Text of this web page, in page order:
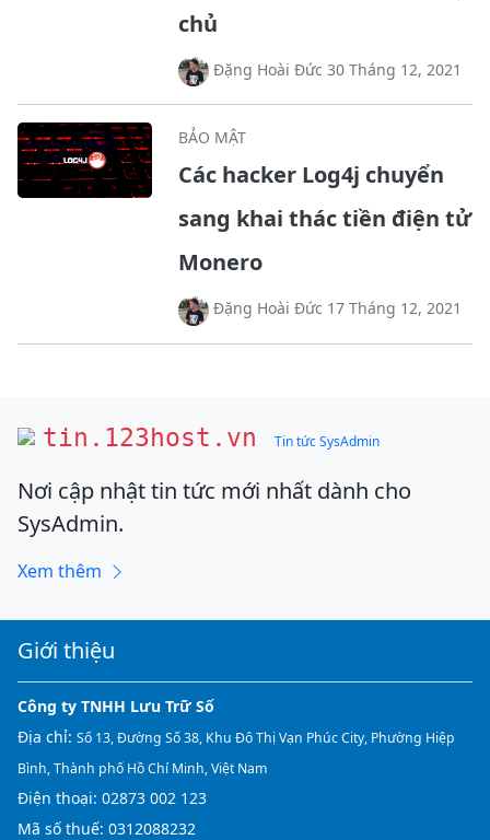
chủ
Đặng Hoài Đức 30 Tháng 12, 2021
BẢO MẬT
Các hacker Log4j chuyển
sang khai thác tiền điện tử
Monero
Đặng Hoài Đức 17 Tháng 12, 2021
tin.123host.vn Tin tức SysAdmin
Nơi cập nhật tin tức mới nhất dành cho
SysAdmin.
Xem thêm
Giới thiệu
Công ty TNHH Lưu Trữ Số
Địa chỉ: Số 13, Đường Số 38, Khu Đô Thị Vạn Phúc City, Phường Hiệp
Bình, Thành phố Hồ Chí Minh, Việt Nam
Điện thoại: 02873 002 123
Mã số thuế: 0312088232